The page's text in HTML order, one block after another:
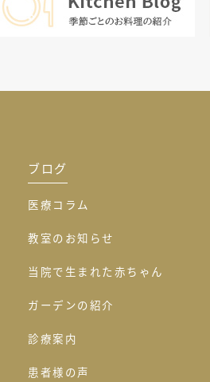
ブログ
医療コラム
教室のお知らせ
当院で生まれた赤ちゃん
ガーデンの紹介
診療案内
患者様の声